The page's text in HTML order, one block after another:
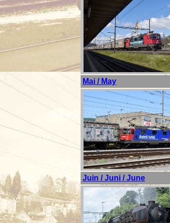
Mai / May
Juin / Juni / June